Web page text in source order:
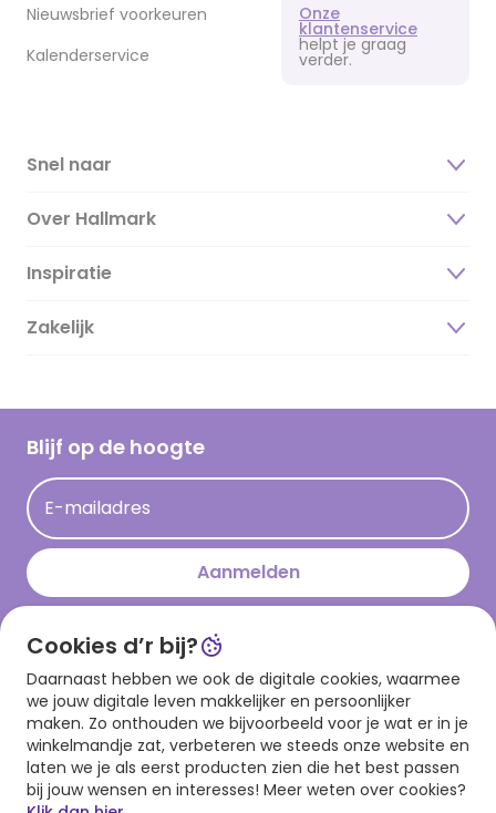
Nieuwsbrief voorkeuren
Kalenderservice
Onze
klantenservice
helpt je graag
verder.
Snel naar
Over Hallmark
Over ons
Duurzaamheid
Hallmark Kaartclub
Acties
Persberichten
Hallmark en Kinderpostzegels
Inspiratie
Magazine
Cadeau inspiratie
Kaartinspiratie
Zakelijk
Blijf op de hoogte
E-mailadres
Aanmelden
Download onze app
Cookies d’r bij?
Daarnaast hebben we ook de digitale cookies, waarmee
we jouw digitale leven makkelijker en persoonlijker
maken. Zo onthouden we bijvoorbeeld voor je wat er in je
winkelmandje zat, verbeteren we steeds onze website en
laten we je als eerst producten zien die het best passen
bij jouw wensen en interesses! Meer weten over cookies?